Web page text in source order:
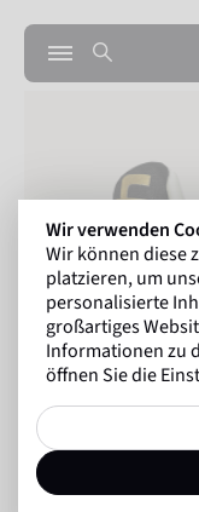
Wir verwenden
Wir können diese
platzieren, um
personalisierte
großartiges
Informationen zu
öffnen Sie die